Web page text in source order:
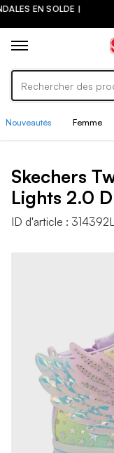
LES NOUVEAUTÉS
Nouveautés Femme
Skechers
Lights 2.0
ID d'article :